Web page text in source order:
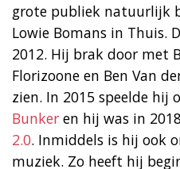
grote publiek natuurlijk
Lowie Bomans in Thuis.
2012. Hij brak door met
Florizoone en Ben Van
zien. In 2015 speelde hij
Bunker en hij was in
2.0. Inmiddels is hij ook
muziek. Zo heeft hij